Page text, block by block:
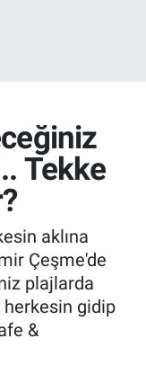
Tekke
aklına
Çeşme'de
plajlarda
herkesin gidip
&